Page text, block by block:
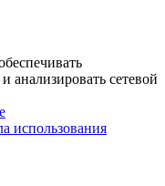
анализировать сетевой
использования